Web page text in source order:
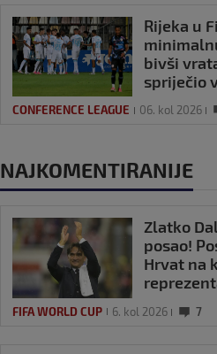
Rijeka u
bivši
spriječio
CONFERENCE LEAGUE 06. kol 2026
NAJKOMENTIRANIJE
Zlatko
posao!
Hrvat na
FIFA WORLD CUP 6. kol 2026 7